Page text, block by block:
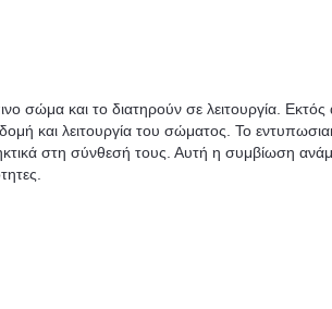
σώμα και το διατηρούν σε λειτουργία.
και λειτουργία του σώματος. Το
στη σύνθεσή τους. Αυτή η συμβίωση